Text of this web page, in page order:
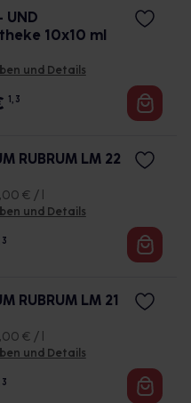
UND
10x10 ml
und Details
1, 3
RUBRUM LM 22
€ / l
und Details
3
RUBRUM LM 21
€ / l
und Details
3